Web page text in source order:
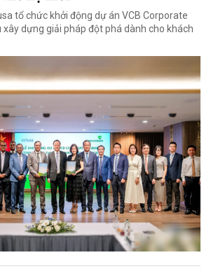
tổ chức khởi động dự án VCB Corporate
xây dựng giải pháp đột phá dành cho khách